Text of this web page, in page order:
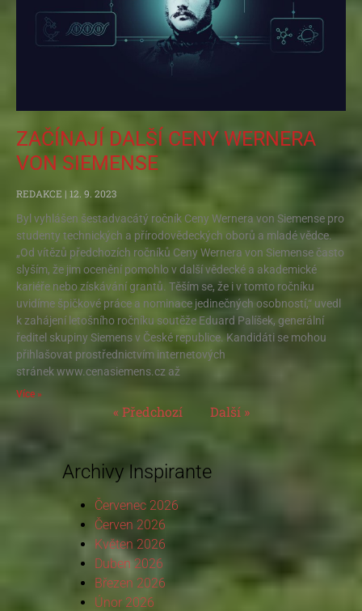
ZAČÍNAJÍ DALŠÍ CENY WERNERA
VON SIEMENSE
REDAKCE
12. 9. 2023
Byl vyhlášen šestadvacátý ročník Ceny Wernera von Siemense pro
studenty technických a přírodovědeckých oborů a mladé vědce.
„Od vítězů předchozích ročníků Ceny Wernera von Siemense často
slyším, že jim ocenění pomohlo v další vědecké a akademické
kariéře nebo získávání grantů. Těším se, že i v tomto ročníku
uvidíme špičkové práce a nominace jedinečných osobností,“ uvedl
k zahájení letošního ročníku soutěže Eduard Palíšek, generální
ředitel skupiny Siemens v České republice. Kandidáti se mohou
přihlašovat prostřednictvím internetových
stránek www.cenasiemens.cz až
Více »
« Předchozí Další »
Archivy Inspirante
Červenec 2026
Červen 2026
Květen 2026
Duben 2026
Březen 2026
Únor 2026